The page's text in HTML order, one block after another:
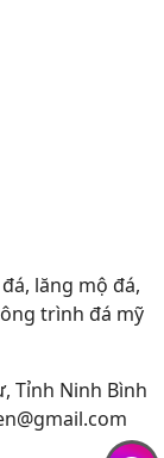
lăng mộ đá,
trình đá mỹ
Tỉnh Ninh Bình